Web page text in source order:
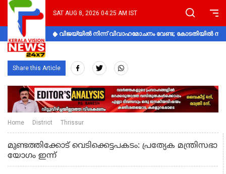
SAT AUG 8, 2026 04:25 AM IST
വിജയ്‌യിൽ നിന്ന് വിവാഹമോചനം വേണ്ട; കോടതിയിൽ
Share this Article
Home District Thrissur
മുണ്ടത്തിക്കോട് വെടിക്കെട്ടപകടം: പ്രത്യേക മന്ത്രിസഭാ
യോഗം ഇന്ന്